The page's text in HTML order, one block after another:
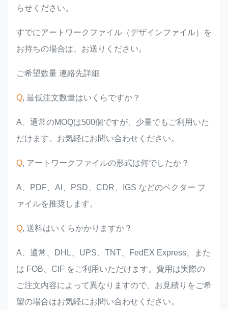
らせください。
すでにアートワークファイル（デザインファイル）を
お持ちの場合は、お送りください。
ご希望数量 連絡先詳細
Q, 最低注文数量はいくらですか？
A、通常のMOQは500個ですが、少量でもご利用いた
だけます。お気軽にお問い合わせください。
Q, アートワークファイルの形式は何でしたか？
A、PDF、Al、PSD、CDR、IGS などのベクター フ
ァイルを推奨します。
Q, 送料はいくらかかりますか？
A、通常、DHL、UPS、TNT、FedEX Express、また
は FOB、CIF をご利用いただけます。費用は実際の
ご注文内容によって異なりますので、お見積りをご希
望の場合はお気軽にお問い合わせください。